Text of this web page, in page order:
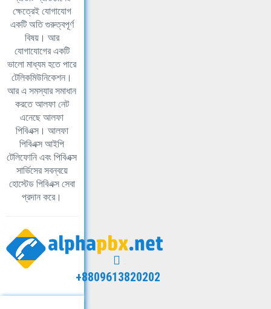
ক্ষেত্রেই যোগাযোগ
একটি অতি গুরুত্বপূর্ণ
বিষয়। আর
যোগাযোগের একটি
ভালো মাধ্যম হতে পারে
টেলিকমিউনিকেশন।
আর এ সমস্যার সমাধান
করতে আলফা নেট
এনেছে আলফা
পিবিএক্স। আলফা
পিবিএক্স আইপি
টেলিফোনি এবং পিবিএক্স
সার্ভিসের সবন্বয়ে
হোস্টেড পিবিএক্স সেবা
প্রদান করে।
+8809613820202